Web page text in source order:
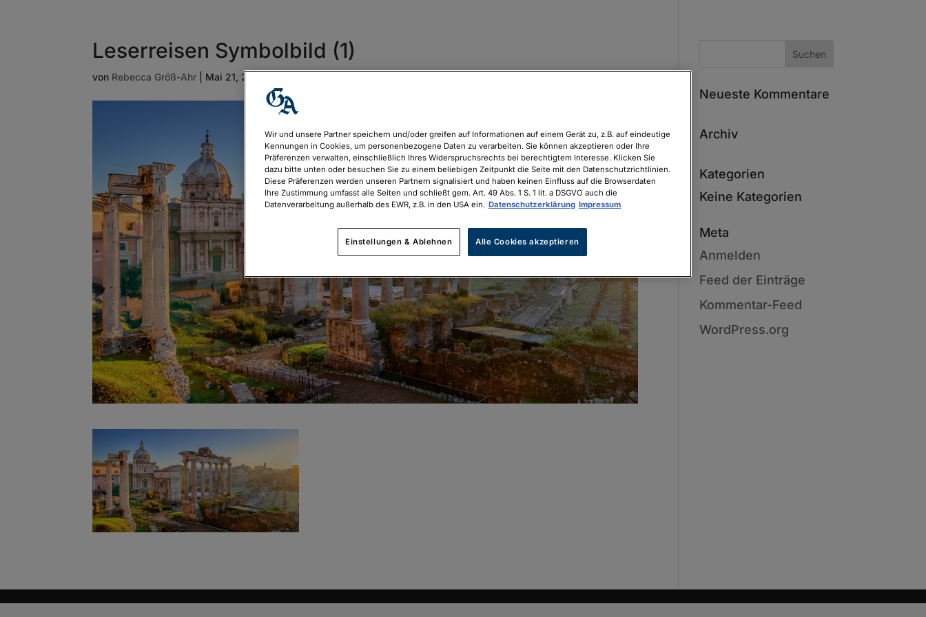
Leserreisen Symbolbild (1)
von Rebecca Größ-Ahr Mai 21, 2026
Neueste Kommentare
Archiv
Kategorien
Keine Kategorien
Meta
Anmelden
Feed der Einträge
Kommentar-Feed
WordPress.org
Wir und unsere Partner speichern und/oder greifen auf Informationen auf einem Gerät zu, z.B. auf eindeutige
Kennungen in Cookies, um personenbezogene Daten zu verarbeiten. Sie können akzeptieren oder Ihre
Präferenzen verwalten, einschließlich Ihres Widerspruchsrechts bei berechtigtem Interesse. Klicken Sie
dazu bitte unten oder besuchen Sie zu einem beliebigen Zeitpunkt die Seite mit den Datenschutzrichtlinien.
Diese Präferenzen werden unseren Partnern signalisiert und haben keinen Einfluss auf die Browserdaten
Ihre Zustimmung umfasst alle Seiten und schließt gem. Art. 49 Abs. 1 S. 1 lit. a DSGVO auch die
Datenverarbeitung außerhalb des EWR, z.B. in den USA ein. Datenschutzerklärung Impressum
Einstellungen & Ablehnen Alle Cookies akzeptieren